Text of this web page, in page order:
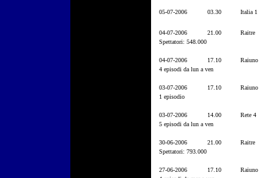
05-07-2006 03.30 Italia 1
04-07-2006 21.00
Raitre
Spettatori: 548.000
04-07-2006 17.10
Raiuno
4 episodi da lun a ven
03-07-2006 17.10
Raiuno
1 episodio
03-07-2006 14.00
Rete 4
5 episodi da lun a ven
30-06-2006 21.00
Raitre
Spettatori: 793.000
27-06-2006 17.10
Raiuno